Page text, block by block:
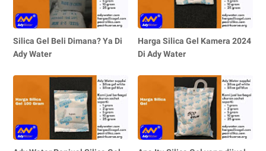
Silica Gel Beli Dimana? Ya Di
Ady Water
Harga Silica Gel Kamera 2024
Di Ady Water